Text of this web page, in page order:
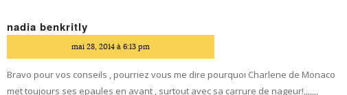
nadia benkritly
mai 28, 2014 à 6:13 pm
Bravo pour vos conseils , pourriez vous me dire pourquoi Charlene de Monaco
met toujours ses epaules en avant , surtout avec sa carrure de nageur!,,,,,,,